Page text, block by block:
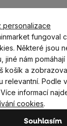
personalizace
fungoval
Některé jsou
jiné nám
košík a
relevantní. Podle
informací
cookies.
Souhlasím
chutná jako
je ideální
bílkoviny bez